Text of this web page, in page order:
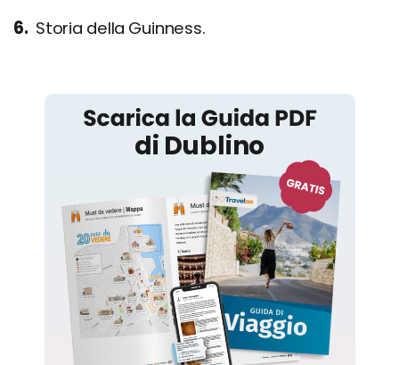
Storia della Guinness.
Dublino